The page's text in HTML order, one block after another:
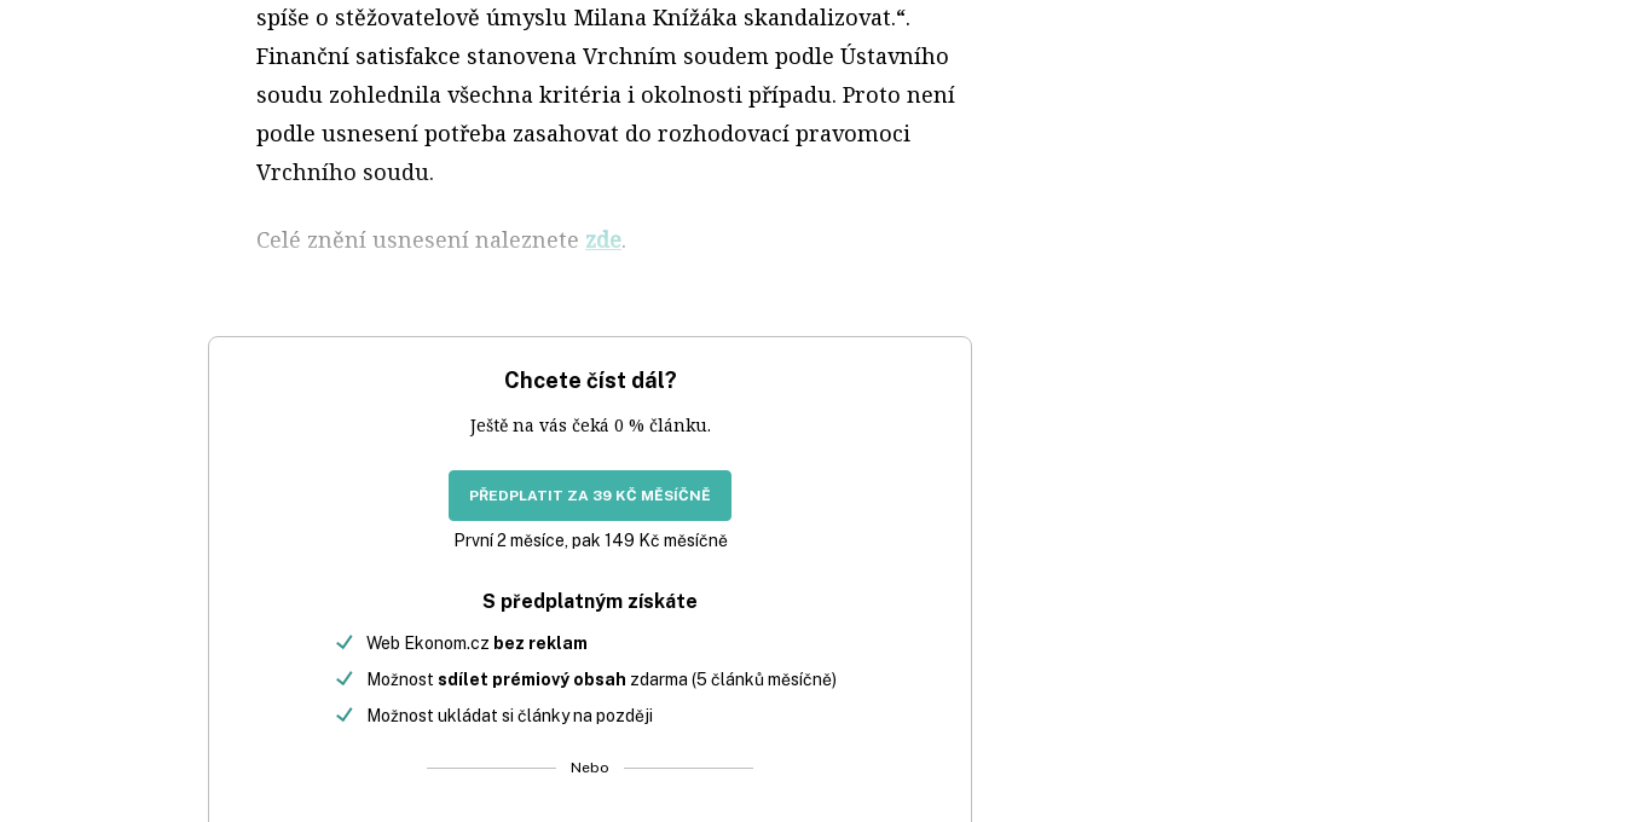
spíše o stěžovatelově úmyslu Milana Knížáka skandalizovat.“.
Finanční satisfakce stanovena Vrchním soudem podle Ústavního
soudu zohlednila všechna kritéria i okolnosti případu. Proto není
podle usnesení potřeba zasahovat do rozhodovací pravomoci
Vrchního soudu.
Celé znění usnesení naleznete zde.
Chcete číst dál?
Ještě na vás čeká 0 % článku.
PŘEDPLATIT ZA 39 KČ MĚSÍČNĚ
První 2 měsíce, pak 149 Kč měsíčně
S předplatným získáte
Web Ekonom.cz bez reklam
Možnost sdílet prémiový obsah zdarma (5 článků měsíčně)
Možnost ukládat si články na později
Nebo